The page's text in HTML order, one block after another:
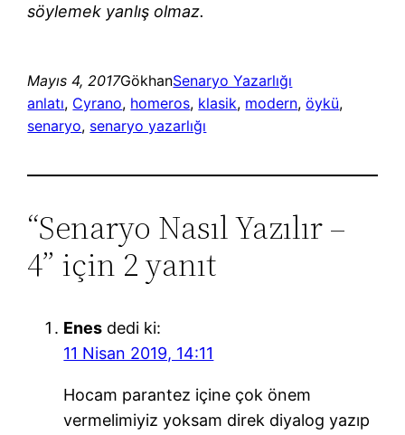
söylemek yanlış olmaz.
Mayıs 4, 2017GökhanSenaryo Yazarlığı
anlatı, Cyrano, homeros, klasik, modern, öykü
senaryo, senaryo yazarlığı
“Senaryo Nasıl Yazılır –
4” için 2 yanıt
Enes dedi ki:
11 Nisan 2019, 14:11
Hocam parantez içine çok önem
vermelimiyiz yoksam direk diyalog yazıp